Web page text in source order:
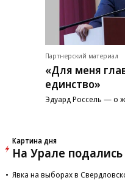
Партнерский материал
«Для меня
единство»
Эдуард Россель — о
Картина дня
На Урале
Явка на выборах в